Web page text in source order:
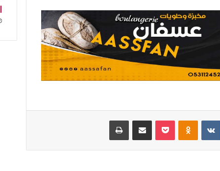
Odnoklassniki
بوكيت مشاركة عبر البريد طباعة